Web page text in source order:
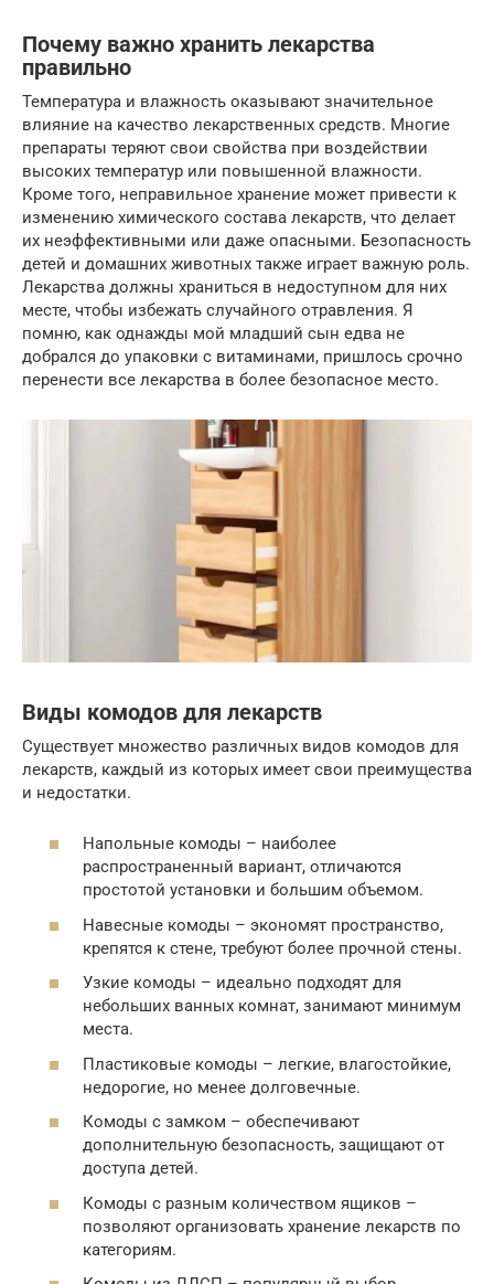
Почему важно хранить лекарства
правильно
Температура и влажность оказывают значительное
влияние на качество лекарственных средств. Многие
препараты теряют свои свойства при воздействии
высоких температур или повышенной влажности.
Кроме того, неправильное хранение может привести к
изменению химического состава лекарств, что делает
их неэффективными или даже опасными. Безопасность
детей и домашних животных также играет важную роль.
Лекарства должны храниться в недоступном для них
месте, чтобы избежать случайного отравления. Я
помню, как однажды мой младший сын едва не
добрался до упаковки с витаминами, пришлось срочно
перенести все лекарства в более безопасное место.
Виды комодов для лекарств
Существует множество различных видов комодов для
лекарств, каждый из которых имеет свои преимущества
и недостатки.
Напольные комоды – наиболее
распространенный вариант, отличаются
простотой установки и большим объемом.
Навесные комоды – экономят пространство,
крепятся к стене, требуют более прочной стены.
Узкие комоды – идеально подходят для
небольших ванных комнат, занимают минимум
места.
Пластиковые комоды – легкие, влагостойкие,
недорогие, но менее долговечные.
Комоды с замком – обеспечивают
дополнительную безопасность, защищают от
доступа детей.
Комоды с разным количеством ящиков –
позволяют организовать хранение лекарств по
категориям.